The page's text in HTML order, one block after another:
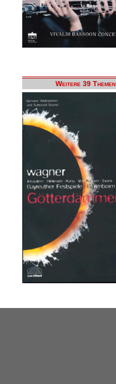
Weitere 39 Themen